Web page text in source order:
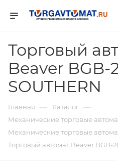
Торговый
Beaver BGB-
SOUTHERN
Главная — Каталог —
Механические торговые
Механические торговые
Торговый автомат Beaver BGB-